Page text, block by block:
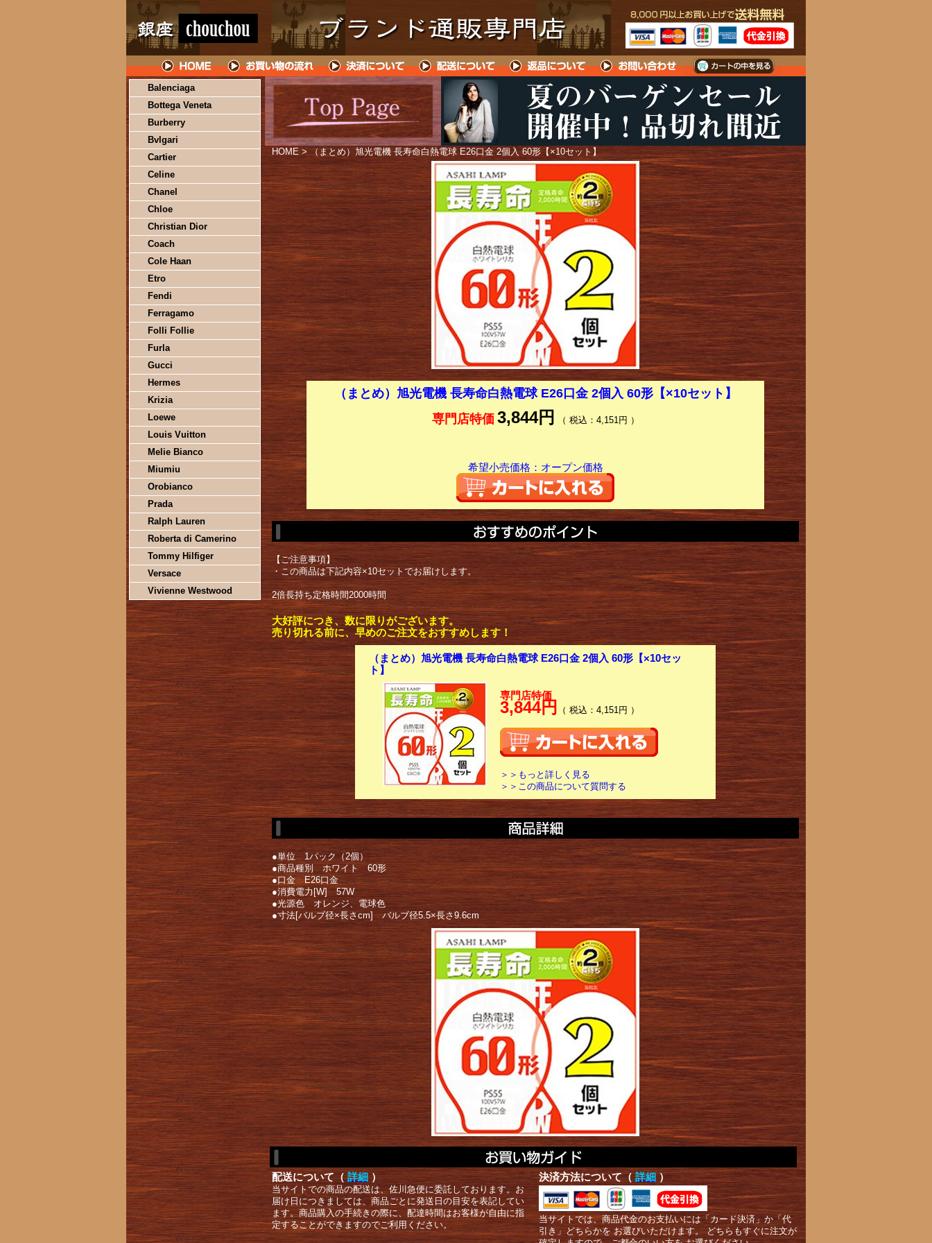
Balenciaga
Bottega Veneta
Burberry
Bvlgari
Cartier
Celine
Chanel
Chloe
Christian Dior
Coach
Cole Haan
Etro
Fendi
Ferragamo
Folli Follie
Furla
Gucci
Hermes
Krizia
Loewe
Louis Vuitton
Melie Bianco
Miumiu
Orobianco
Prada
Ralph Lauren
Roberta di Camerino
Tommy Hilfiger
Versace
Vivienne Westwood
HOME > （まとめ）旭光電機 長寿命白熱電球 E26口金 2個入 60形【×10セット】
（まとめ）旭光電機 長寿命白熱電球 E26口金 2個入 60形【×10セット】
専門店特価 3,844円 （ 税込：4,151円 ）
希望小売価格：オープン価格
【ご注意事項】
・この商品は下記内容×10セットでお届けします。
2倍長持ち定格時間2000時間
大好評につき、数に限りがございます。
売り切れる前に、早めのご注文をおすすめします！
（まとめ）旭光電機 長寿命白熱電球 E26口金 2個入 60形【×10セッ
ト】
専門店特価
3,844円 （ 税込：4,151円 ）
＞＞もっと詳しく見る
＞＞この商品について質問する
●単位 1パック（2個）
●商品種別 ホワイト 60形
●口金 E26口金
●消費電力[W] 57W
●光源色 オレンジ、電球色
●寸法[バルブ径×長さcm] バルブ径5.5×長さ9.6cm
配送について（ 詳細 ）
当サイトでの商品の配送は、佐川急便に委託しております。お
届け日につきましては、商品ごとに発送日の目安を表記してい
ます。商品購入の手続きの際に、配達時間はお客様が自由に指
定することができますのでご利用ください。
決済方法について（ 詳細 ）
当サイトでは、商品代金のお支払いには「カード決済」か「代
引き」どちらかを お選びいただけます。 どちらもすぐに注文が